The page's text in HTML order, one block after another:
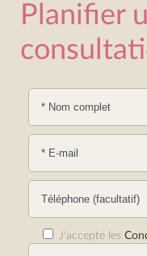
Planifier
J'accepte les